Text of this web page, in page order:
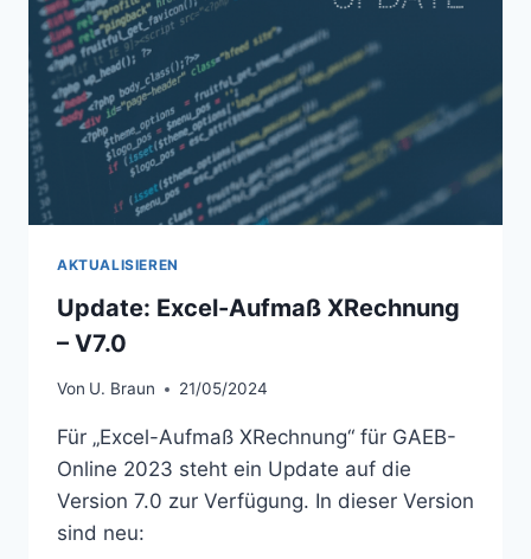
AKTUALISIEREN
Update: Excel-Aufmaß XRechnung
– V7.0
Von U. Braun 21/05/2024
Für „Excel-Aufmaß XRechnung“ für GAEB-
Online 2023 steht ein Update auf die
Version 7.0 zur Verfügung. In dieser Version
sind neu: